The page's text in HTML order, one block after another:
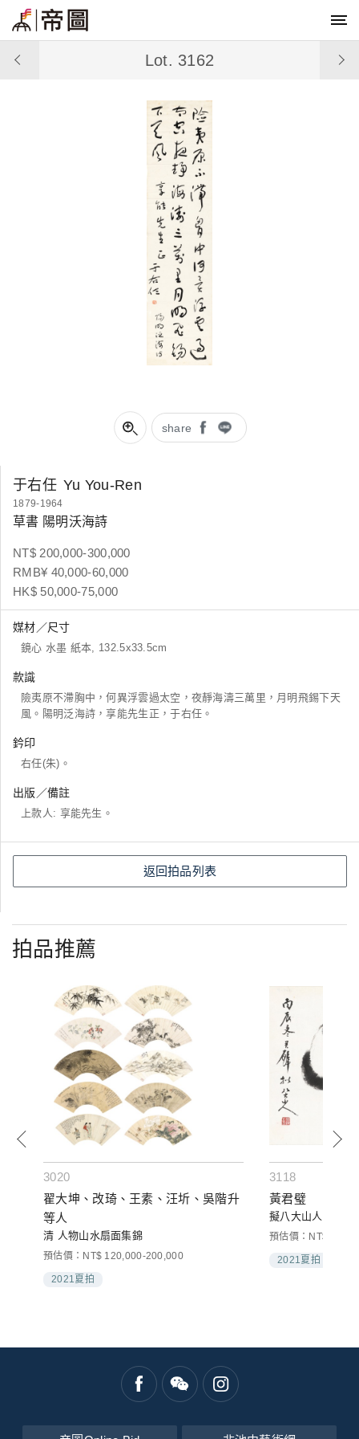
share
Lot. 3162
于右任 Yu You-Ren
1879-1964
草書 陽明沃海詩
NT$ 200,000-300,000
RMB¥ 40,000-60,000
HK$ 50,000-75,000
媒材／尺寸
鏡心 水墨 紙本, 132.5x33.5cm
款識
險夷原不滯胸中，何異浮雲過太空，夜靜海濤三萬里，月明飛錫下天
風。陽明泛海詩，享能先生正，于右任。
鈐印
右任(朱)。
出版／備註
上款人: 享能先生。
返回拍品列表
拍品推薦
3020
翟大坤、改琦、王素、汪圻、吳階升
等人
清 人物山水扇面集錦
預估價：NT$ 120,000-200,000
2021夏拍
3118
黃君璧
擬八大山人貓
預估價：NT$
2021夏拍